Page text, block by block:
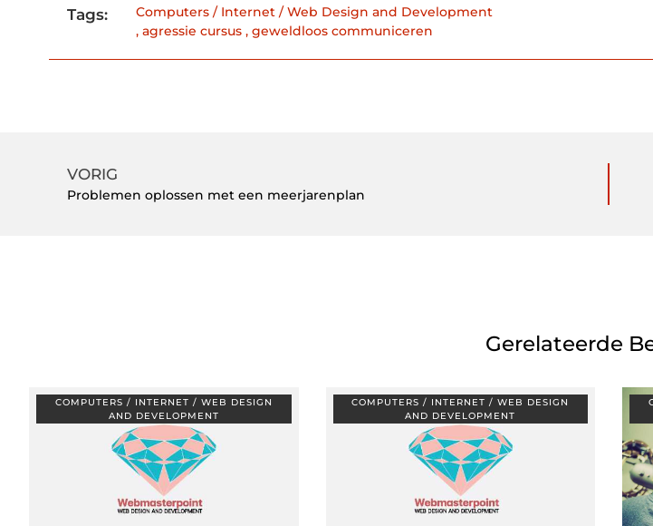
Tags:
Computers / Internet / Web Design and Development
,agressie cursus ,geweldloos communiceren
VORIG
Problemen oplossen met een meerjarenplan
Gerelateerde
COMPUTERS / INTERNET / WEB DESIGN
AND DEVELOPMENT
COMPUTERS / INTERNET / WEB DESIGN
AND DEVELOPMENT